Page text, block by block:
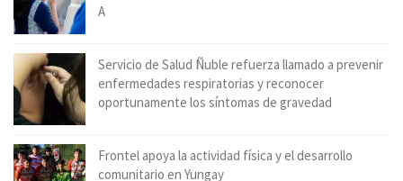
A
Servicio de Salud Ñuble refuerza llamado a prevenir
enfermedades respiratorias y reconocer
oportunamente los síntomas de gravedad
Frontel apoya la actividad física y el desarrollo
comunitario en Yungay